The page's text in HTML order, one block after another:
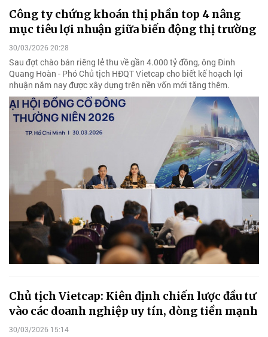
Công ty chứng khoán thị phần top 4 nâng
mục tiêu lợi nhuận giữa biến động thị trường
30/03/2026 20:28
Sau đợt chào bán riêng lẻ thu về gần 4.000 tỷ đồng, ông Đinh
Quang Hoàn - Phó Chủ tịch HĐQT Vietcap cho biết kế hoạch lợi
nhuận năm nay được xây dựng trên nền vốn mới tăng thêm.
Chủ tịch Vietcap: Kiên định chiến lược đầu tư
vào các doanh nghiệp uy tín, dòng tiền mạnh
30/03/2026 15:14